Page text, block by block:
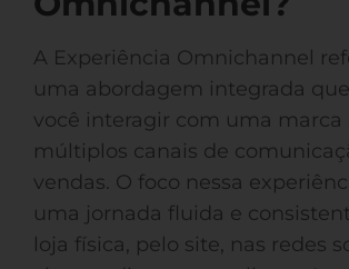
A Experiência Omnichannel
uma abordagem integrada
você interagir com uma marca
múltiplos canais de
vendas. O foco nessa
uma jornada fluida e
loja física, pelo site, nas redes